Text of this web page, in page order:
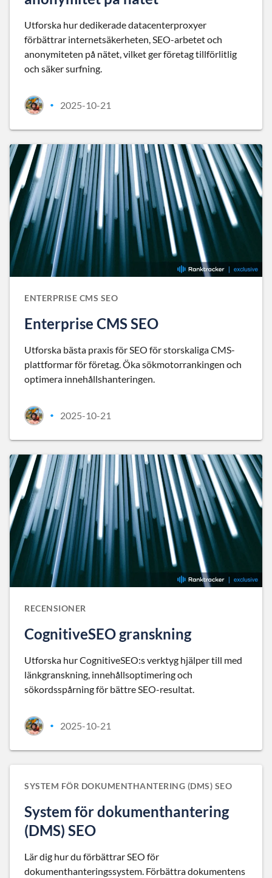
Utforska hur dedikerade datacenterproxyer
förbättrar internetsäkerheten, SEO-arbetet och
anonymiteten på nätet, vilket ger företag tillförlitlig
och säker surfning.
• 2025-10-21
ENTERPRISE CMS SEO
Enterprise CMS SEO
Utforska bästa praxis för SEO för storskaliga CMS-
plattformar för företag. Öka sökmotorrankingen och
optimera innehållshanteringen.
• 2025-10-21
RECENSIONER
CognitiveSEO granskning
Utforska hur CognitiveSEO:s verktyg hjälper till med
länkgranskning, innehållsoptimering och
sökordsspårning för bättre SEO-resultat.
• 2025-10-21
SYSTEM FÖR DOKUMENTHANTERING (DMS) SEO
System för dokumenthantering
(DMS) SEO
Lär dig hur du förbättrar SEO för
dokumenthanteringssystem. Förbättra dokumentens